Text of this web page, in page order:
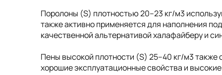
Поролоны (S) плотностью 20–23 кг/м3
также активно применяется для наполнения
качественной альтернативой халафайберу и
Пены высокой плотности (S) 25–40 кг/м3
хорошие эксплуатационные свойства и